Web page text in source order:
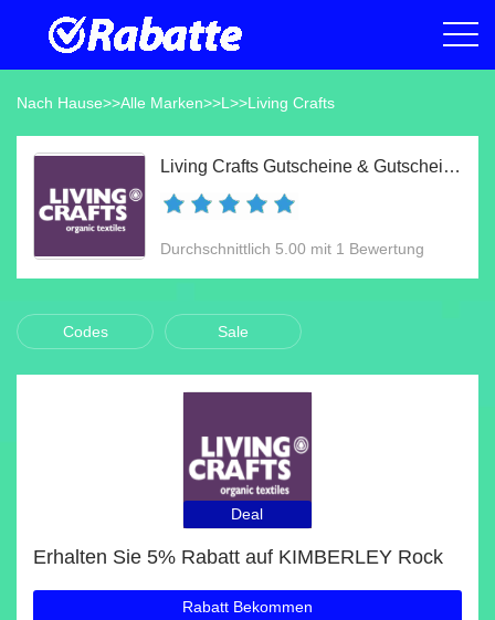
Nach Hause>>Alle Marken>>L >>Living Crafts
Living Crafts Gutscheine & Gutscheincodes Aug 2026
Durchschnittlich 5.00 mit 1 Bewertung
Codes Sale
Deal
Erhalten Sie 5% Rabatt auf KIMBERLEY Rock
Rabatt Bekommen